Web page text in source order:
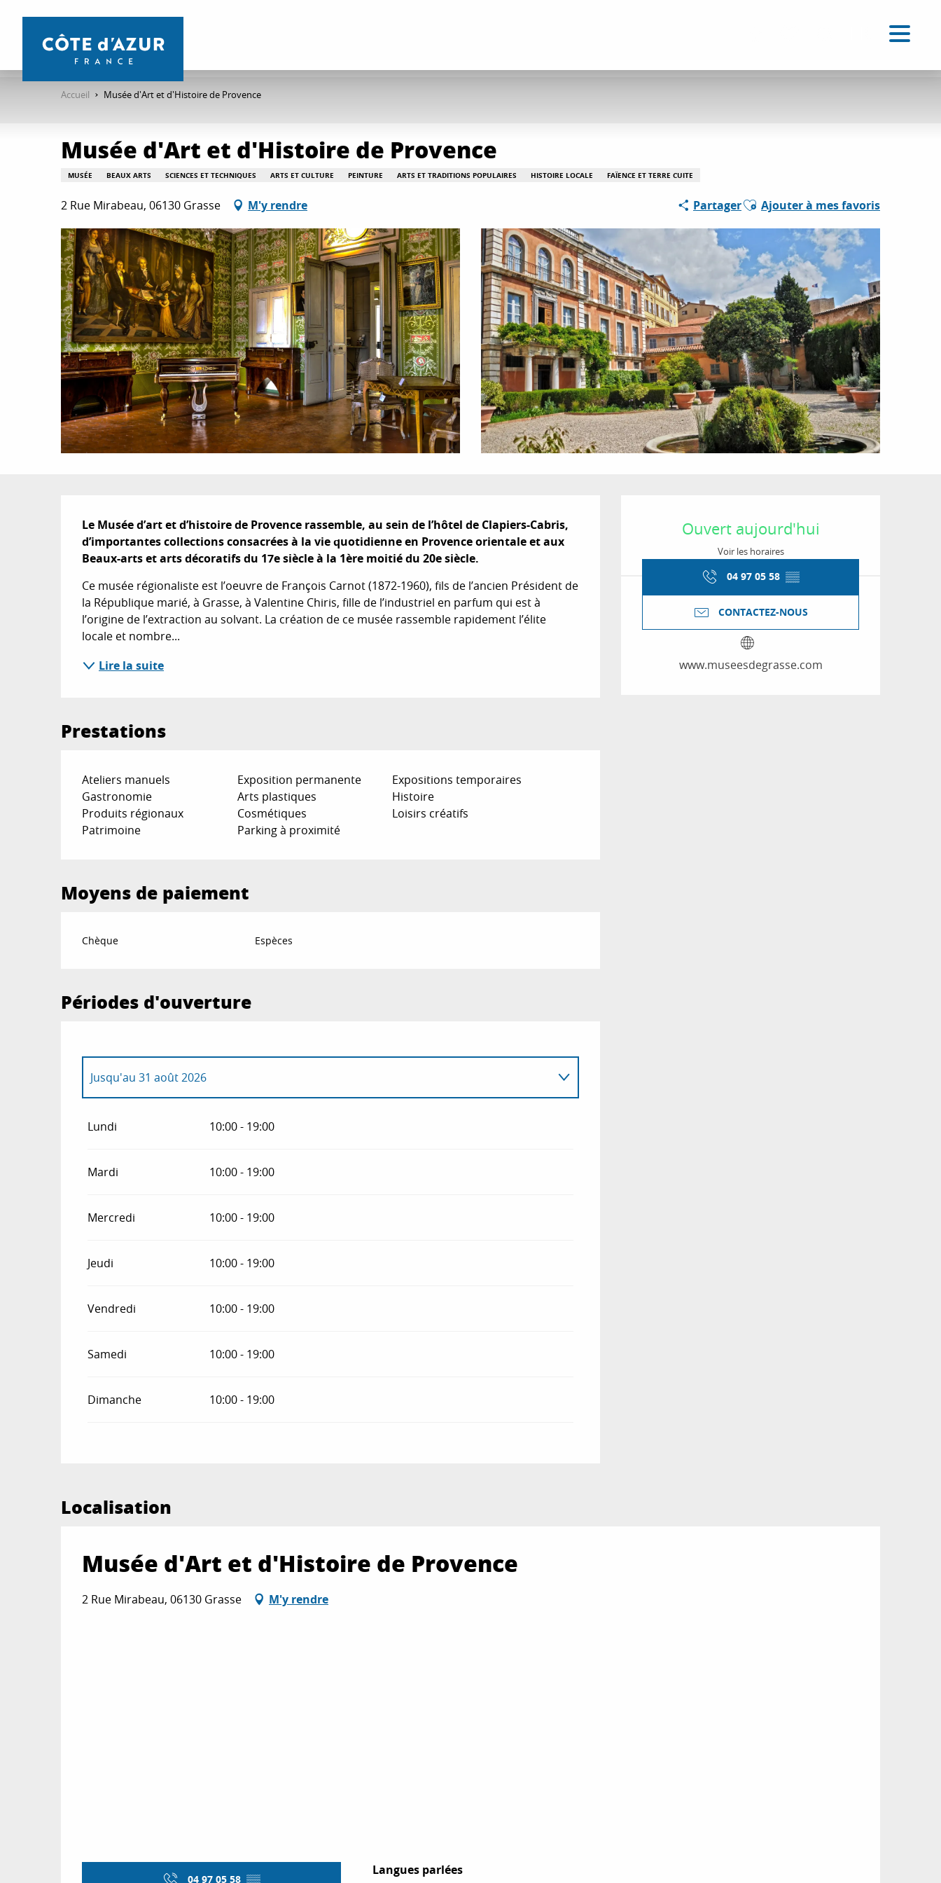
contenu
Accueil Musée d'Art et d'Histoire de Provence
Musée d'Art et d'Histoire de Provence
MUSÉE BEAUX ARTS SCIENCES ET TECHNIQUES ARTS ET CULTURE PEINTURE ARTS ET TRADITIONS POPULAIRES HISTOIRE LOCALE FAÏENCE ET TERRE CUITE
2 Rue Mirabeau, 06130 Grasse M'y rendre PartagerAjouter aux favoris
Ajouter à mes favoris
Ouverture et
Ouvert aujourd'hui
Voir les horaires
04 97 05 58 ▒▒
CONTACTEZ-NOUS
www.museesdegrasse.com
Description
Le Musée d’art et d’histoire de Provence rassemble, au sein de l’hôtel de Clapiers-Cabris,
d’importantes collections consacrées à la vie quotidienne en Provence orientale et aux
Beaux-arts et arts décoratifs du 17e siècle à la 1ère moitié du 20e siècle.
Ce musée régionaliste est l’oeuvre de François Carnot (1872-1960), fils de l’ancien Président de
la République marié, à Grasse, à Valentine Chiris, fille de l’industriel en parfum qui est à
l’origine de l’extraction au solvant. La création de ce musée rassemble rapidement l’élite
locale et nombre...
Lire la suite
Prestations
Ateliers manuels Exposition permanente
Expositions temporaires
Gastronomie
Arts plastiques
Histoire
Produits régionaux
Cosmétiques
Loisirs créatifs
Patrimoine
Parking à proximité
Moyens de paiement
Chèque Espèces
Périodes d'ouverture
Jusqu'au 31 août 2026
Lundi 10:00 - 19:00
Mardi 10:00 - 19:00
Mercredi 10:00 - 19:00
Jeudi 10:00 - 19:00
Vendredi 10:00 - 19:00
Samedi 10:00 - 19:00
Dimanche 10:00 - 19:00
Localisation
Musée d'Art et d'Histoire de Provence
2 Rue Mirabeau, 06130 Grasse M'y rendre
04 97 05 58 ▒▒
Langues parlées
Langues parlées